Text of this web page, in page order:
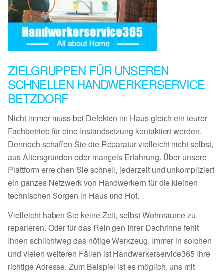
ZIELGRUPPEN FÜR UNSEREN
SCHNELLEN HANDWERKERSERVICE
BETZDORF
Nicht immer muss bei Defekten im Haus gleich ein teurer
Fachbetrieb für eine Instandsetzung kontaktiert werden.
Dennoch schaffen Sie die Reparatur vielleicht nicht selbst,
aus Altersgründen oder mangels Erfahrung. Über unsere
Plattform erreichen Sie schnell, jederzeit und unkompliziert
ein ganzes Netzwerk von Handwerkern für die kleinen
technischen Sorgen in Haus und Hof.
Vielleicht haben Sie keine Zeit, selbst Wohnräume zu
reparieren. Oder für das Reinigen Ihrer Dachrinne fehlt
Ihnen schlichtweg das nötige Werkzeug. Immer in solchen
und vielen weiteren Fällen ist Handwerkerservice365 Ihre
richtige Adresse. Zum Beispiel ist es möglich, uns mit